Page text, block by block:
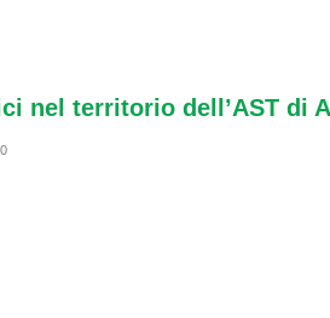
nel territorio dell’AST di